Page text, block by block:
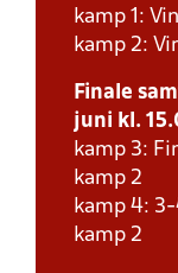
kamp 1:
kamp 2:
Finale
juni kl.
kamp 3:
kamp 2
kamp 4:
kamp 2